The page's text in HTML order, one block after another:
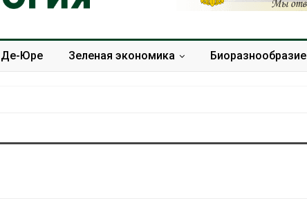
Де-Юре Зеленая экономика Биоразнообразие